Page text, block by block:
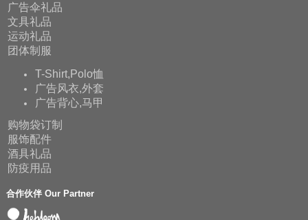
广告伞礼品
文具礼品
运动礼品
团体制服
T-Shirt,Polo恤
广告风衣,外套
广告背心,马甲
购物袋订制
服饰配件
酒具礼品
防疫用品
合作伙伴 Our Partner